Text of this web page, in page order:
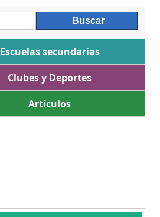
Escuelas secundarias
Clubes y Deportes
Artículos